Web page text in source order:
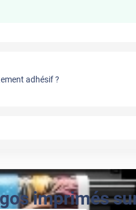
adhésif ?
imprimés